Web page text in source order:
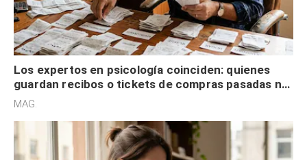
Los expertos en psicología coinciden: quienes
guardan recibos o tickets de compras pasadas no
son acumuladores, sino que tienen necesidad de
MAG.